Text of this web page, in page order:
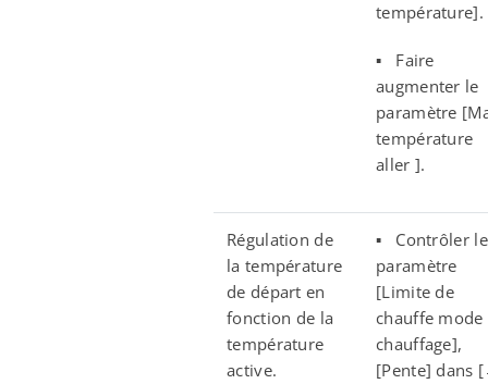
température].
▪ Faire
augmenter le
paramètre
température
aller ].
Régulation de
la température
de départ en
fonction de la
température
active.
▪ Contrôler le
paramètre
[Limite de
chauffe mode
chauffage],
[Pente] dans